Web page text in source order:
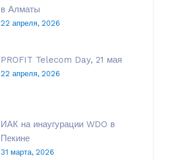
в Алматы
22 апреля, 2026
PROFIT Telecom Day, 21 мая
22 апреля, 2026
ИАК на инаугурации WDO в
Пекине
31 марта, 2026